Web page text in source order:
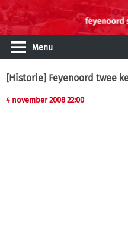
Menu
[Historie] Feyenoord twee
4 november 2008 22:00